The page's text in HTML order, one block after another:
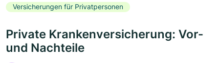
Versicherungen für Privatpersonen
Private Krankenversicherung: Vor-
und Nachteile